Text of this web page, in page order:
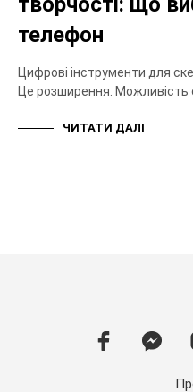
телефон
Цифрові інструменти для
Це розширення. Можливість
ЧИТАТИ ДАЛІ